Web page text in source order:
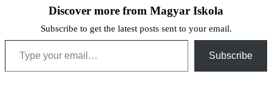
Discover more from Magyar Iskola
Subscribe to get the latest posts sent to your email.
Type your email…
Subscribe